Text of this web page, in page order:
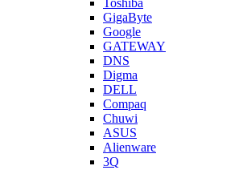
Toshiba
GigaByte
Google
GATEWAY
DNS
Digma
DELL
Compaq
Chuwi
ASUS
Alienware
3Q